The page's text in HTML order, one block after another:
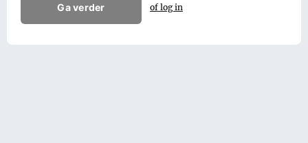
Ga verder of log in